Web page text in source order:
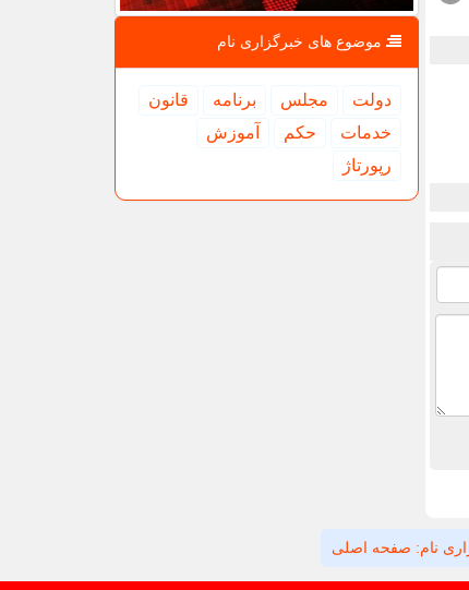
موضوع های خبرگزاری نام
دولت مجلس برنامه
قانون
خدمات
حكم
آموزش
رپورتاژ
نام: صفحه اصلی